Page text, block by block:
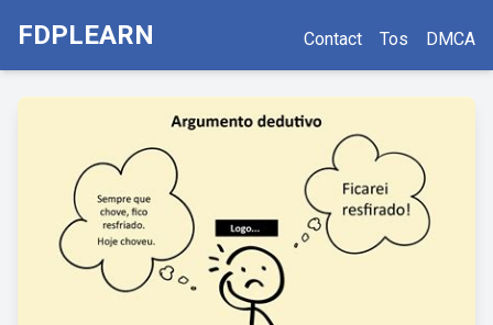
FDPLEARN Contact Tos DMCA